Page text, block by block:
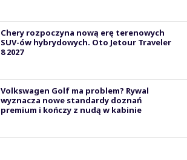
Chery rozpoczyna nową erę terenowych
SUV-ów hybrydowych. Oto Jetour Traveler
8 2027
Volkswagen Golf ma problem? Rywal
wyznacza nowe standardy doznań
premium i kończy z nudą w kabinie